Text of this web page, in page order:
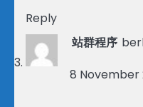
Reply
站群程序
8 November